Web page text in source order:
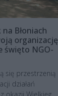
Błoniach
organizację
święto NGO-
się przestrzenią
działań